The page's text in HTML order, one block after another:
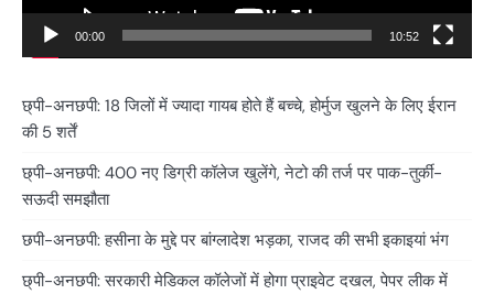
00:00 10:52
छ्पी-अनछपी: 18 जिलों में ज्यादा गायब होते हैं बच्चे, होर्मुज खुलने के लिए ईरान
की 5 शर्तें
छ्पी-अनछपी: 400 नए डिग्री कॉलेज खुलेंगे, नेटो की तर्ज पर पाक-तुर्की-
सऊदी समझौता
छपी-अनछपी: हसीना के मुद्दे पर बांग्लादेश भड़का, राजद की सभी इकाइयां भंग
छ्पी-अनछपी: सरकारी मेडिकल कॉलेजों में होगा प्राइवेट दखल, पेपर लीक में